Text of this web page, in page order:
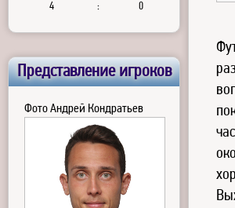
4
: 0
Представление игроков
Фото Андрей Кондратьев